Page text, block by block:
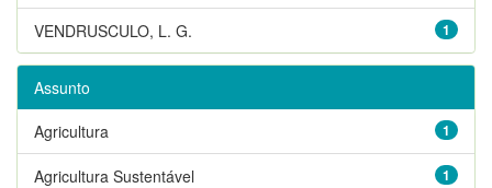
1
VENDRUSCULO, L. G.
Assunto
1
Agricultura
1
Agricultura Sustentável